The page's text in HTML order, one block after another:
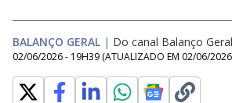
BALANÇO GERAL | Do canal Balanço
02/06/2026 - 19H39 (ATUALIZADO EM 02/06/